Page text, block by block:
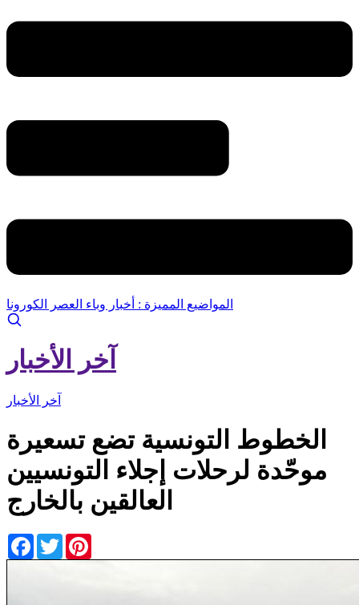
المواضيع المميزة : أخبار وباء العصر الكورونا
آخر الأخبار
آخر الأخبار
الخطوط التونسية تضع تسعيرة
موحّدة لرحلات إجلاء التونسيين
العالقين بالخارج
Facebook
Twitter